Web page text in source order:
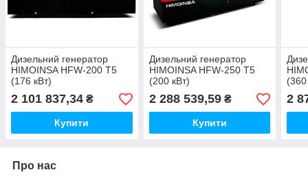
Дизельний генератор
HIMOINSA HFW-200 T5
(176 кВт)
2 101 837,34 ₴
Купити
Дизельний генератор
HIMOINSA HFW-250 T5
(200 кВт)
2 288 539,59₴
Купити
2
Про нас